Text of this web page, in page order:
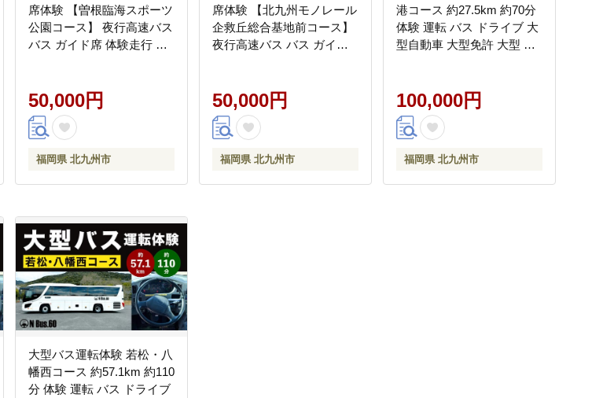
席体験 【曽根臨海スポーツ
公園コース】 夜行高速バス
バス ガイド席 体験走行 運
ット 福岡県 北九州市
50,000円
福岡県 北九州市
席体験 【北九州モノレール
企救丘総合基地前コース】
夜行高速バス バス ガイド
見学 体験 チケット 福岡県
北九州市
50,000円
福岡県 北九州市
港コース 約27.5km 約70分
体験 運転 バス ドライブ 大
型自動車 大型免許 大型 道
100,000円
福岡県 北九州市
大型バス運転体験 若松・八
幡西コース 約57.1km 約110
分 体験 運転 バス ドライブ